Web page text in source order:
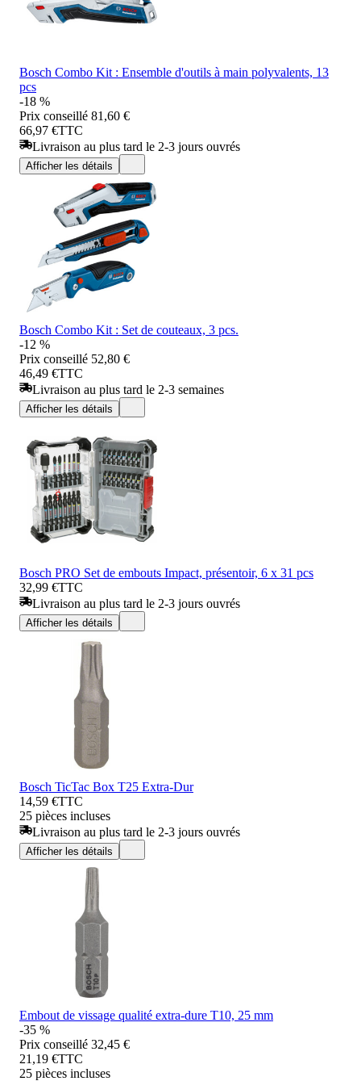
Bosch Combo Kit : Ensemble d'outils à main polyvalents, 13
pcs
-18 %
Prix conseillé 81,60 €
66,97 €TTC
Livraison au plus tard le 2-3 jours ouvrés
Afficher les détails
Bosch Combo Kit : Set de couteaux, 3 pcs.
-12 %
Prix conseillé 52,80 €
46,49 €TTC
Livraison au plus tard le 2-3 semaines
Afficher les détails
Bosch PRO Set de embouts Impact, présentoir, 6 x 31 pcs
32,99 €TTC
Livraison au plus tard le 2-3 jours ouvrés
Afficher les détails
Bosch TicTac Box T25 Extra-Dur
14,59 €TTC
25 pièces incluses
Livraison au plus tard le 2-3 jours ouvrés
Afficher les détails
Embout de vissage qualité extra-dure T10, 25 mm
-35 %
Prix conseillé 32,45 €
21,19 €TTC
25 pièces incluses